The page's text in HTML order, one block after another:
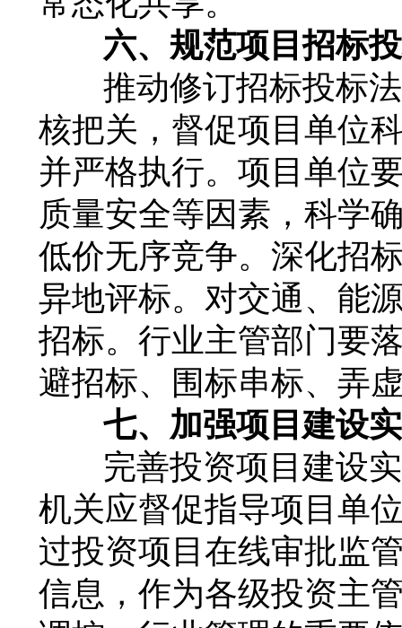
六、规范项目招标
推动修订招标投标
核把关，督促项目单位
并严格执行。项目单位
质量安全等因素，科学
低价无序竞争。深化招
异地评标。对交通、能
招标。行业主管部门要
避招标、围标串标、弄
七、加强项目建设
完善投资项目建设
机关应督促指导项目单
过投资项目在线审批监
信息，作为各级投资主